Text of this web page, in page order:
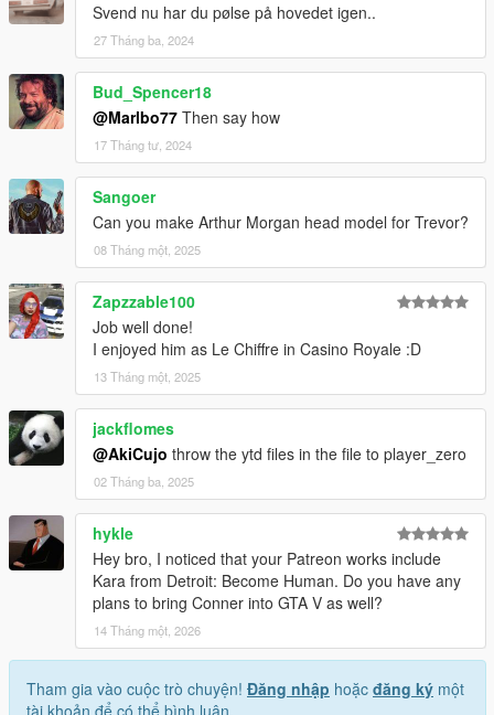
Svend nu har du pølse på hovedet igen..
27 Tháng ba, 2024
Bud_Spencer18
@Marlbo77 Then say how
17 Tháng tư, 2024
Sangoer
Can you make Arthur Morgan head model for Trevor?
08 Tháng một, 2025
Zapzzable100
Job well done!
I enjoyed him as Le Chiffre in Casino Royale :D
13 Tháng một, 2025
jackflomes
@AkiCujo throw the ytd files in the file to player_zero
02 Tháng ba, 2025
hykle
Hey bro, I noticed that your Patreon works include
Kara from Detroit: Become Human. Do you have any
plans to bring Conner into GTA V as well?
14 Tháng một, 2026
Tham gia vào cuộc trò chuyện! Đăng nhập hoặc đăng ký một